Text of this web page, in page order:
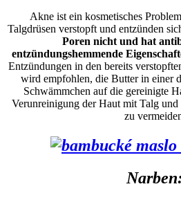
Akne ist ein kosmetisches
Talgdrüsen verstopft und entzünden
Poren nicht und hat
entzündungshemmende
Entzündungen in den bereits
wird empfohlen, die Butter in einer
Schwämmchen auf die gereinigte
Verunreinigung der Haut mit Talg
zu